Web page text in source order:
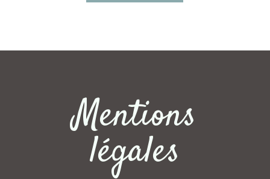
Mentions
légales